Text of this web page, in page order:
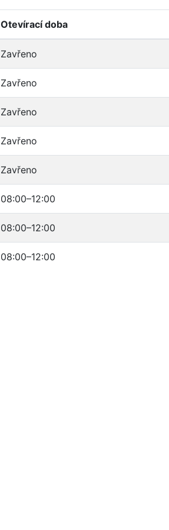
Otevírací doba
Zavřeno
Zavřeno
Zavřeno
Zavřeno
Zavřeno
08:00–12:00
08:00–12:00
08:00–12:00